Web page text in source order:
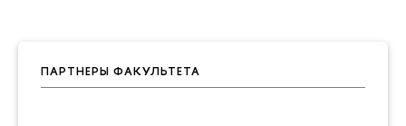
ПАРТНЕРЫ ФАКУЛЬТЕТА